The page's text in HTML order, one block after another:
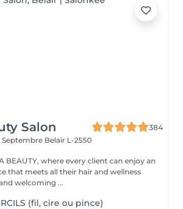
Salon
384
Septembre Belair L-2550
BEAUTY, where every client can enjoy an
that meets all their hair and wellness
welcoming ...
(fil, cire ou pince)